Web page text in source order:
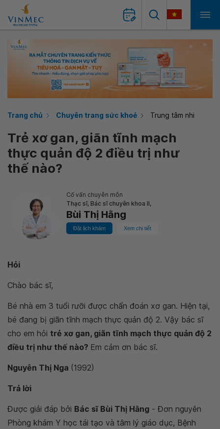
Trang chủ Chuyên trang sức khoẻ Trung tâm nhi
Trẻ xơ gan, giãn tĩnh mạch
thực quản độ 2 điều trị như
thế nào?
Cố vấn chuyên môn
Thạc sĩ, Bác sĩ chuyên khoa II,
Bùi Thị Hằng
Đặt lịch khám Xem chi tiết
Hỏi
Chào bác sĩ,
Bé nhà em 3 tuổi rưỡi được chẩn đoán xơ gan. Hiện tại,
bé đang bị giãn tĩnh mạch thực quản độ 2. Vậy bác sĩ
cho em hỏi trẻ xơ gan, giãn tĩnh mạch thực quản độ 2
điều trị như thế nào? Em cảm ơn bác sĩ.
Nguyễn Thị Nga (1992)
Trả lời
Được giải đáp bởi Bác sĩ Bùi Thị Hằng - Đơn nguyên
Phòng khám Y học tái tạo và tâm lý giáo dục, Bệnh